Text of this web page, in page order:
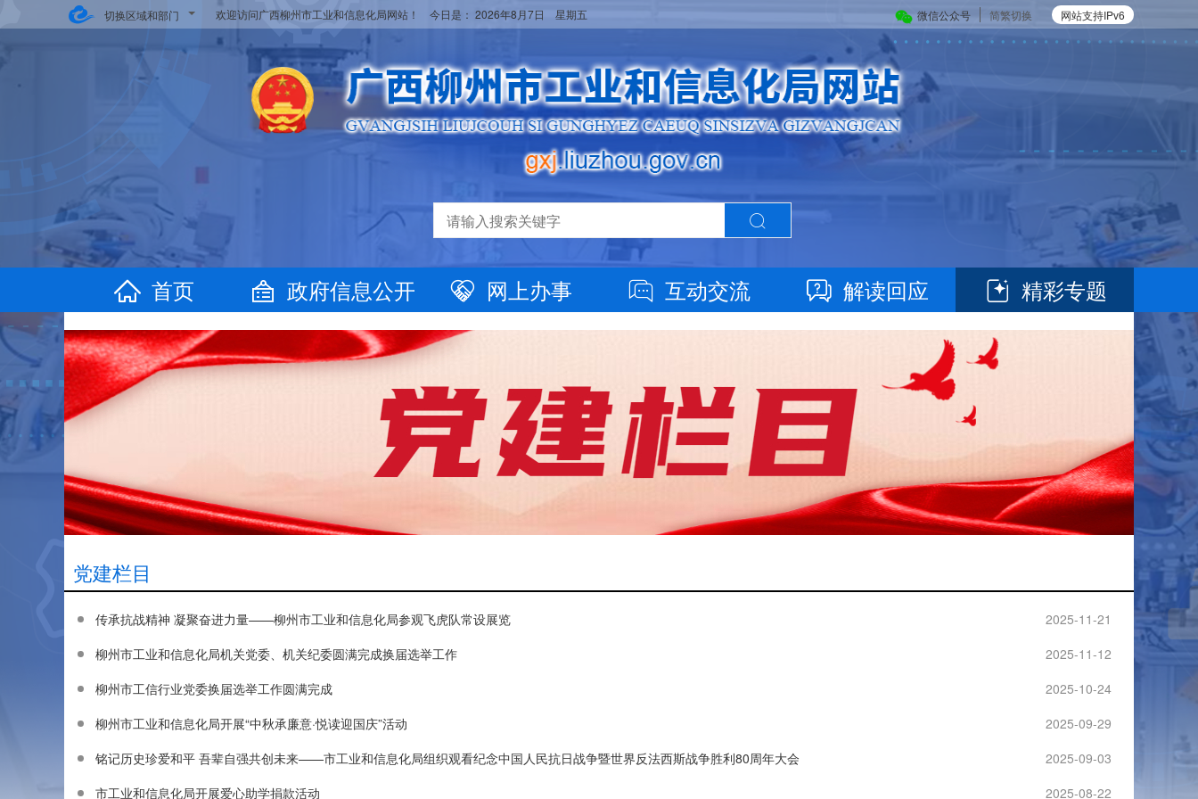
切换区域和部门 网站支持IPv6
微信公众号 简繁切换
欢迎访问广西柳州市工业和信息化局网站！ 今日是： 2026年8月7日 星期五
首页 政府信息公开 网上办事 互动交流 解读回应 精彩专题
党建栏目
传承抗战精神 凝聚奋进力量——柳州市工业和信息化局参观飞虎队常设展览
2025-11-21
柳州市工业和信息化局机关党委、机关纪委圆满完成换届选举工作
2025-11-12
柳州市工信行业党委换届选举工作圆满完成
2025-10-24
柳州市工业和信息化局开展“中秋承廉意·悦读迎国庆”活动
2025-09-29
铭记历史珍爱和平 吾辈自强共创未来——市工业和信息化局组织观看纪念中国人民抗日战争暨世界反法西斯战争胜利80周年大会
2025-09-03
市工业和信息化局开展爱心助学捐款活动
2025-08-22